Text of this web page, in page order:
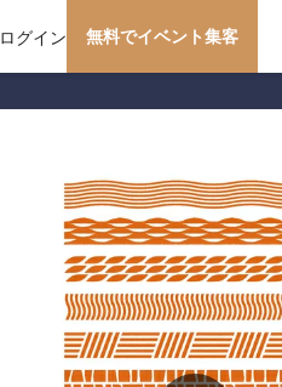
ログイン 無料でイベント集客